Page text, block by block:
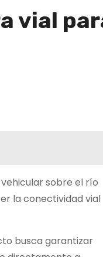
vial
sobre el río
la conectividad vial
busca garantizar